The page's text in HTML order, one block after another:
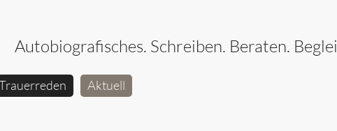
Aktuell
Autobiografisches. Schreiben. Beraten.